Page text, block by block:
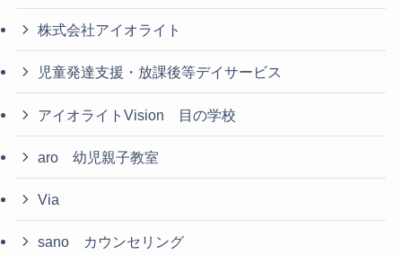
株式会社アイオライト
児童発達支援・放課後等デイサービス
アイオライトVision 目の学校
aro 幼児親子教室
Via
sano カウンセリング